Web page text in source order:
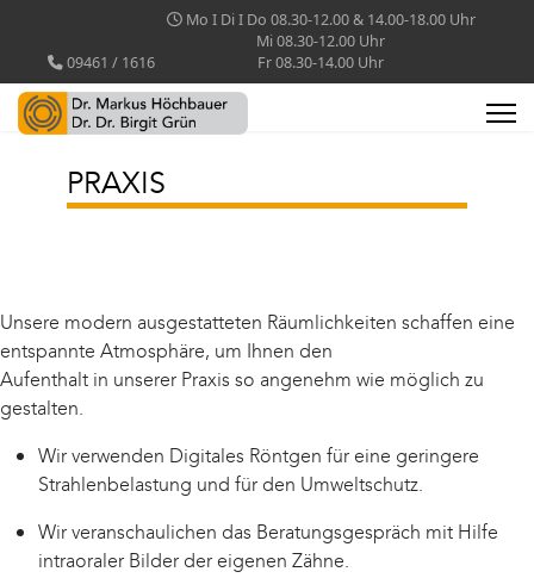
09461 / 1616
Mo I Di I Do 08.30-12.00 & 14.00-18.00 Uhr
Mi 08.30-12.00 Uhr
Fr 08.30-14.00 Uhr
PRAXIS
Unsere modern ausgestatteten Räumlichkeiten schaffen eine
entspannte Atmosphäre, um Ihnen den
Aufenthalt in unserer Praxis so angenehm wie möglich zu
gestalten.
Wir verwenden Digitales Röntgen für eine geringere
Strahlenbelastung und für den Umweltschutz.
Wir veranschaulichen das Beratungsgespräch mit Hilfe
intraoraler Bilder der eigenen Zähne.